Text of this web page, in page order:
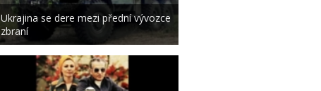
Ukrajina se dere mezi přední vývozce
zbraní